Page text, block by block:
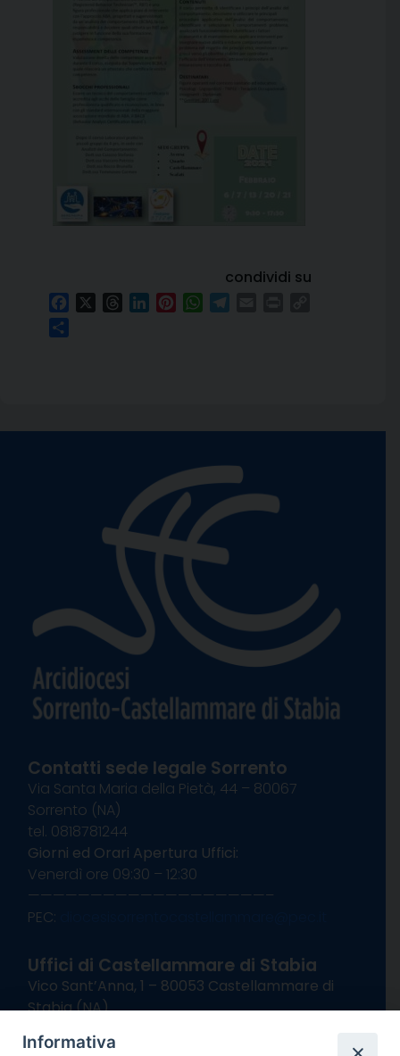
condividi su
FacebookThreadsLinkedInPinterestWhatsApp
Contatti sede legale Sorrento
Via Santa Maria della Pietà, 44 – 80067
Sorrento (NA)
tel. 0818781244
Giorni ed Orari Apertura Uffici:
Venerdì ore 09:30 – 12:30
———————————————————–
PEC:
Uffici di Castellammare di Stabia
Vico Sant’Anna, 1 – 80053 Castellammare di
Stabia (NA)
Giorni ed Orari Apertura Uffici:
Informativa